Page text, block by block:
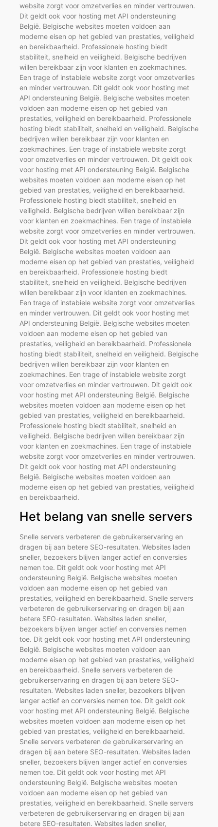
website zorgt voor omzetverlies en minder vertrouwen.
Dit geldt ook voor hosting met API ondersteuning
België. Belgische websites moeten voldoen aan
moderne eisen op het gebied van prestaties, veiligheid
en bereikbaarheid. Professionele hosting biedt
stabiliteit, snelheid en veiligheid. Belgische bedrijven
willen bereikbaar zijn voor klanten en zoekmachines.
Een trage of instabiele website zorgt voor omzetverlies
en minder vertrouwen. Dit geldt ook voor hosting met
API ondersteuning België. Belgische websites moeten
voldoen aan moderne eisen op het gebied van
prestaties, veiligheid en bereikbaarheid. Professionele
hosting biedt stabiliteit, snelheid en veiligheid. Belgische
bedrijven willen bereikbaar zijn voor klanten en
zoekmachines. Een trage of instabiele website zorgt
voor omzetverlies en minder vertrouwen. Dit geldt ook
voor hosting met API ondersteuning België. Belgische
websites moeten voldoen aan moderne eisen op het
gebied van prestaties, veiligheid en bereikbaarheid.
Professionele hosting biedt stabiliteit, snelheid en
veiligheid. Belgische bedrijven willen bereikbaar zijn
voor klanten en zoekmachines. Een trage of instabiele
website zorgt voor omzetverlies en minder vertrouwen.
Dit geldt ook voor hosting met API ondersteuning
België. Belgische websites moeten voldoen aan
moderne eisen op het gebied van prestaties, veiligheid
en bereikbaarheid. Professionele hosting biedt
stabiliteit, snelheid en veiligheid. Belgische bedrijven
willen bereikbaar zijn voor klanten en zoekmachines.
Een trage of instabiele website zorgt voor omzetverlies
en minder vertrouwen. Dit geldt ook voor hosting met
API ondersteuning België. Belgische websites moeten
voldoen aan moderne eisen op het gebied van
prestaties, veiligheid en bereikbaarheid. Professionele
hosting biedt stabiliteit, snelheid en veiligheid. Belgische
bedrijven willen bereikbaar zijn voor klanten en
zoekmachines. Een trage of instabiele website zorgt
voor omzetverlies en minder vertrouwen. Dit geldt ook
voor hosting met API ondersteuning België. Belgische
websites moeten voldoen aan moderne eisen op het
gebied van prestaties, veiligheid en bereikbaarheid.
Professionele hosting biedt stabiliteit, snelheid en
veiligheid. Belgische bedrijven willen bereikbaar zijn
voor klanten en zoekmachines. Een trage of instabiele
website zorgt voor omzetverlies en minder vertrouwen.
Dit geldt ook voor hosting met API ondersteuning
België. Belgische websites moeten voldoen aan
moderne eisen op het gebied van prestaties, veiligheid
en bereikbaarheid.
Het belang van snelle servers
Snelle servers verbeteren de gebruikerservaring en
dragen bij aan betere SEO-resultaten. Websites laden
sneller, bezoekers blijven langer actief en conversies
nemen toe. Dit geldt ook voor hosting met API
ondersteuning België. Belgische websites moeten
voldoen aan moderne eisen op het gebied van
prestaties, veiligheid en bereikbaarheid. Snelle servers
verbeteren de gebruikerservaring en dragen bij aan
betere SEO-resultaten. Websites laden sneller,
bezoekers blijven langer actief en conversies nemen
toe. Dit geldt ook voor hosting met API ondersteuning
België. Belgische websites moeten voldoen aan
moderne eisen op het gebied van prestaties, veiligheid
en bereikbaarheid. Snelle servers verbeteren de
gebruikerservaring en dragen bij aan betere SEO-
resultaten. Websites laden sneller, bezoekers blijven
langer actief en conversies nemen toe. Dit geldt ook
voor hosting met API ondersteuning België. Belgische
websites moeten voldoen aan moderne eisen op het
gebied van prestaties, veiligheid en bereikbaarheid.
Snelle servers verbeteren de gebruikerservaring en
dragen bij aan betere SEO-resultaten. Websites laden
sneller, bezoekers blijven langer actief en conversies
nemen toe. Dit geldt ook voor hosting met API
ondersteuning België. Belgische websites moeten
voldoen aan moderne eisen op het gebied van
prestaties, veiligheid en bereikbaarheid. Snelle servers
verbeteren de gebruikerservaring en dragen bij aan
betere SEO-resultaten. Websites laden sneller,